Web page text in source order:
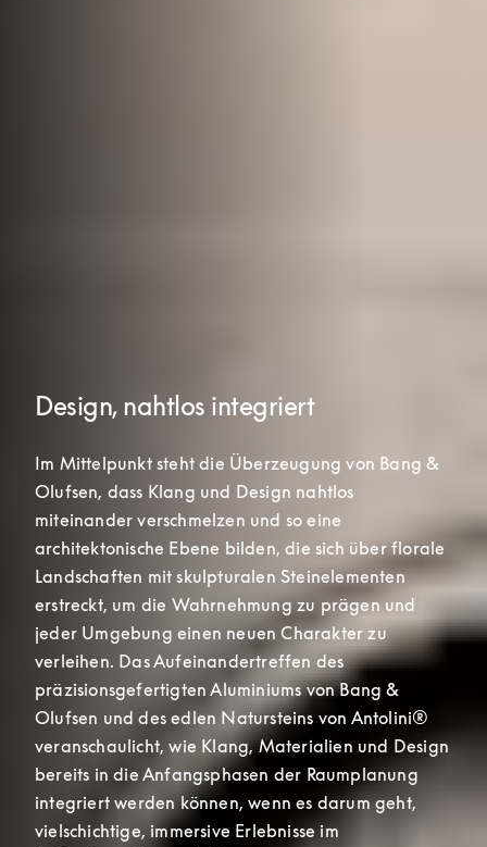
Design, nahtlos integriert
Im Mittelpunkt steht die Überzeugung von Bang &
Olufsen, dass Klang und Design nahtlos
miteinander verschmelzen und so eine
architektonische Ebene bilden, die sich über florale
Landschaften mit skulpturalen Steinelementen
erstreckt, um die Wahrnehmung zu prägen und
jeder Umgebung einen neuen Charakter zu
verleihen. Das Aufeinandertreffen des
präzisionsgefertigten Aluminiums von Bang &
Olufsen und des edlen Natursteins von Antolini®
veranschaulicht, wie Klang, Materialien und Design
bereits in die Anfangsphasen der Raumplanung
integriert werden können, wenn es darum geht,
vielschichtige, immersive Erlebnisse im